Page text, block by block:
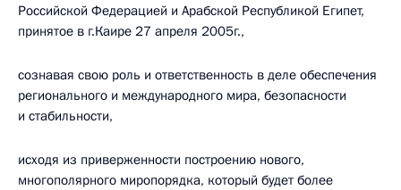
Российской Федерацией и Арабской Республикой Египет,
принятое в г.Каире 27 апреля 2005г.,
сознавая свою роль и ответственность в деле обеспечения
регионального и международного мира, безопасности
и стабильности,
исходя из приверженности построению нового,
многополярного миропорядка, который будет более